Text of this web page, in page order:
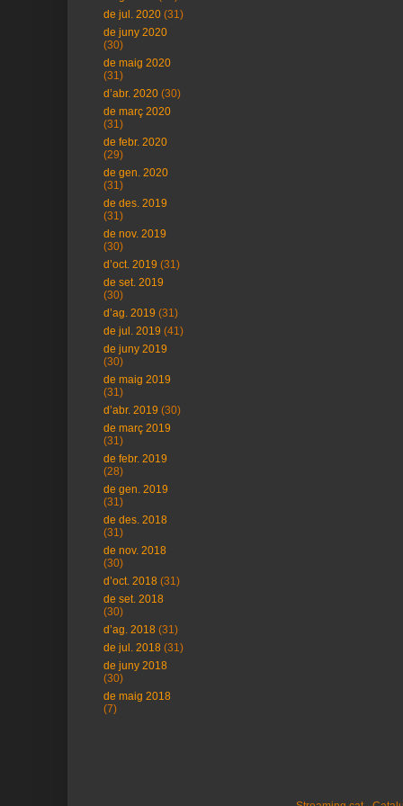
de jul. 2020 (31)
de juny 2020
(30)
de maig 2020
(31)
d’abr. 2020 (30)
de març 2020
(31)
de febr. 2020
(29)
de gen. 2020
(31)
de des. 2019
(31)
de nov. 2019
(30)
d’oct. 2019 (31)
de set. 2019
(30)
d’ag. 2019 (31)
de jul. 2019 (41)
de juny 2019
(30)
de maig 2019
(31)
d’abr. 2019 (30)
de març 2019
(31)
de febr. 2019
(28)
de gen. 2019
(31)
de des. 2018
(31)
de nov. 2018
(30)
d’oct. 2018 (31)
de set. 2018
(30)
d’ag. 2018 (31)
de jul. 2018 (31)
de juny 2018
(30)
de maig 2018
(7)